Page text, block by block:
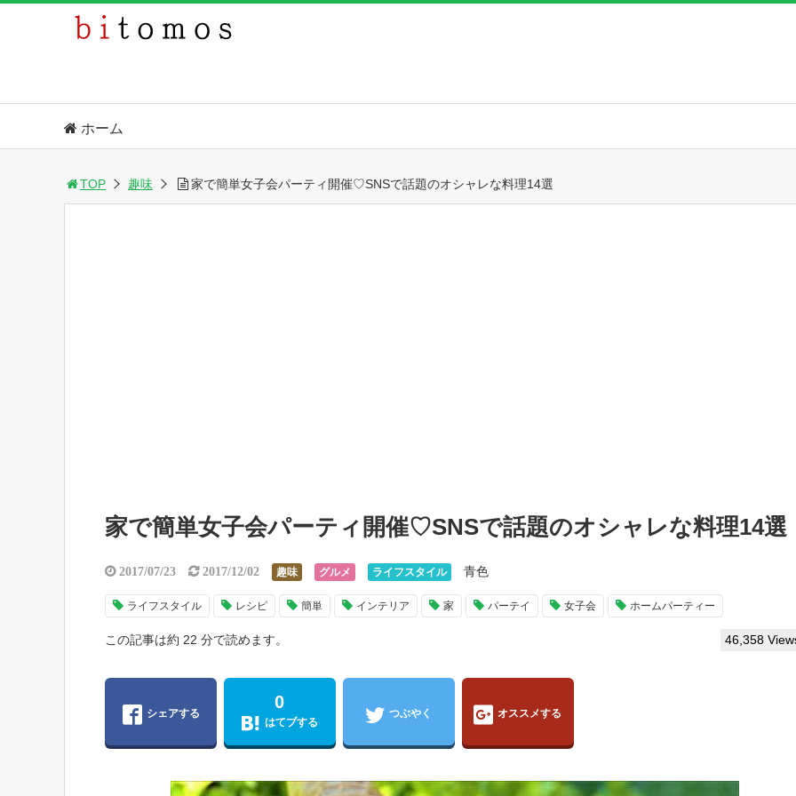
ホーム
TOP 趣味 家で簡単女子会パーティ開催♡SNSで話題のオシャレな料理14選
家で簡単女子会パーティ開催♡SNSで話題のオシャレな料理14選
2017/07/23 2017/12/02 趣味 グルメ ライフスタイル 青色
ライフスタイル レシピ 簡単 インテリア 家 パーテイ 女子会 ホームパーティー
この記事は約 22 分で読めます。 46,358
シェアする
0
はてブする
つぶやく オススメする